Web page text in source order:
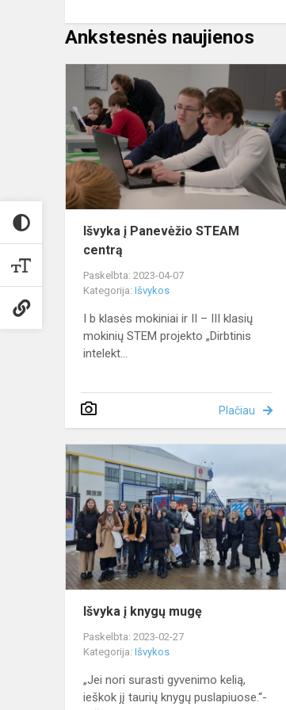
Ankstesnės naujienos
Išvyka į Panevėžio STEAM
centrą
Paskelbta: 2023-04-07
Kategorija: Išvykos
I b klasės mokiniai ir II – III klasių
mokinių STEM projekto „Dirbtinis
intelekt...
Plačiau
Išvyka į knygų mugę
Paskelbta: 2023-02-27
Kategorija: Išvykos
„Jei nori surasti gyvenimo kelią,
ieškok jį taurių knygų puslapiuose.“-